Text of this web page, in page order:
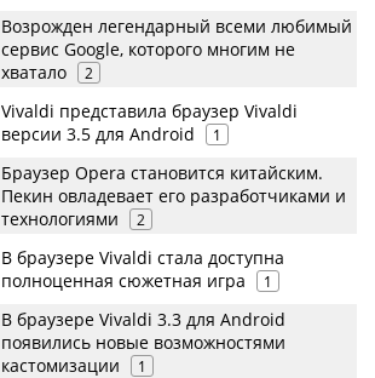
Возрожден легендарный всеми любимый
сервис Google, которого многим не
хватало
2
Vivaldi представила браузер Vivaldi
версии 3.5 для Android
1
Браузер Opera становится китайским.
Пекин овладевает его разработчиками и
технологиями
2
В браузере Vivaldi стала доступна
полноценная сюжетная игра
1
В браузере Vivaldi 3.3 для Android
появились новые возможностями
кастомизации
1